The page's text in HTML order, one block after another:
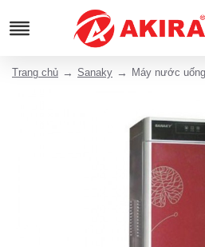
Trang chủ Sanaky Máy nước